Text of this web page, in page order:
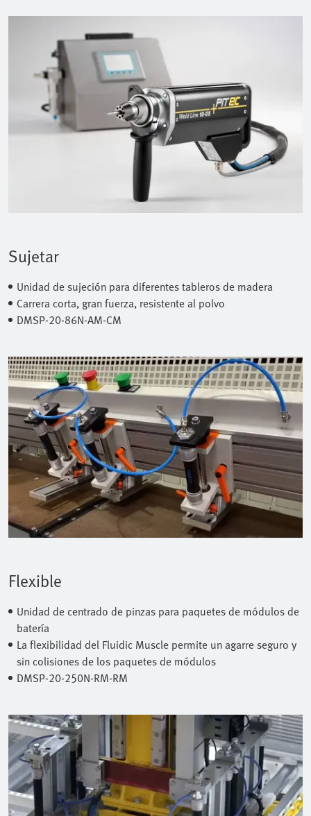
Sujetar
Unidad de sujeción para diferentes tableros de madera
Carrera corta, gran fuerza, resistente al polvo
DMSP-20-86N-AM-CM
Flexible
Unidad de centrado de pinzas para paquetes de módulos de
batería
La flexibilidad del Fluidic Muscle permite un agarre seguro y
sin colisiones de los paquetes de módulos
DMSP-20-250N-RM-RM